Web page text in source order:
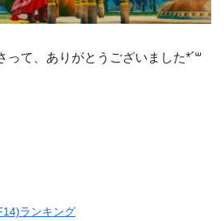
って、ありがとうございました*´꒳
ランキング